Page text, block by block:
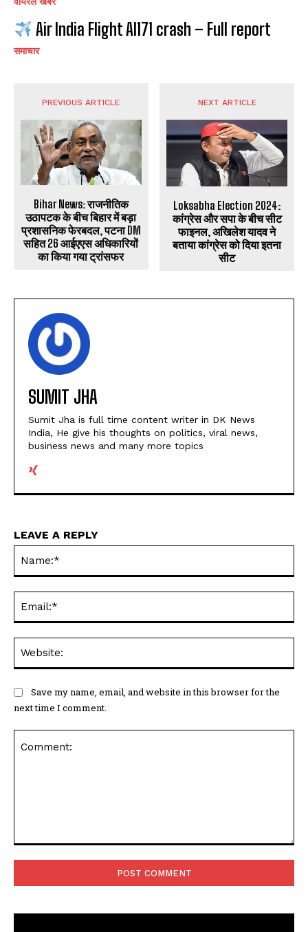
Air India Flight AI171 crash – Full report
समाचार
PREVIOUS ARTICLE
Bihar News: राजनीतिक
उठापटक के बीच बिहार में बड़ा
प्रशासनिक फेरबदल, पटना DM
सहित 26 आईएएस अधिकारियों
का किया गया ट्रांसफर
NEXT ARTICLE
Loksabha Election 2024:
कांग्रेस और सपा के बीच सीट
फाइनल, अखिलेश यादव ने
बताया कांग्रेस को दिया इतना
सीट
SUMIT JHA
Sumit Jha is full time content writer in DK News
India, He give his thoughts on politics, viral news,
business news and many more topics
LEAVE A REPLY
Save my name, email, and website in this browser for the
next time I comment.